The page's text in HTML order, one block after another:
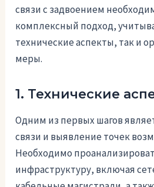
связи с задвоением
комплексный подход,
технические аспекты, так и
меры.
1. Технические
Одним из первых шагов
связи и выявление точек
Необходимо
инфраструктуру, включая